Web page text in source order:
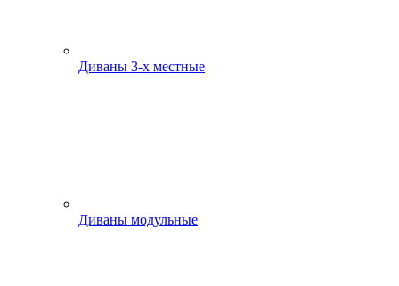
Диваны 3-х местные
Диваны модульные